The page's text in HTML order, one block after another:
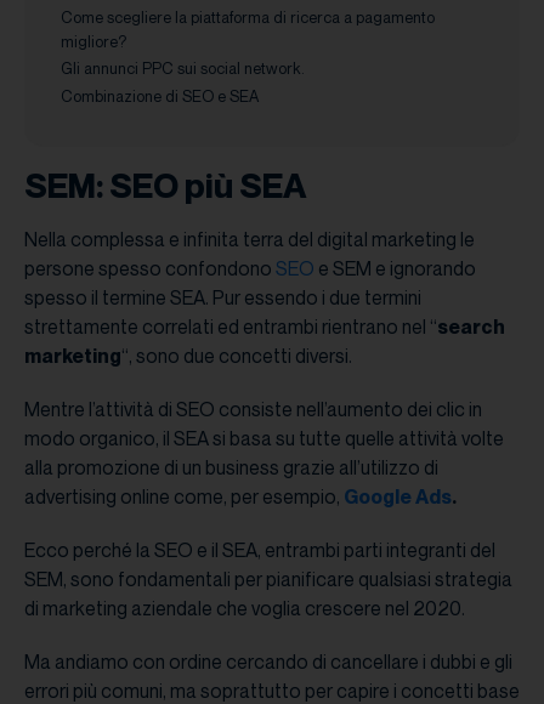
Come scegliere la piattaforma di ricerca a pagamento
migliore?
Gli annunci PPC sui social network.
Combinazione di SEO e SEA
SEM: SEO più SEA
Nella complessa e infinita terra del digital marketing le
persone spesso confondono SEO e SEM e ignorando
spesso il termine SEA. Pur essendo i due termini
strettamente correlati ed entrambi rientrano nel “search
marketing“, sono due concetti diversi.
Mentre l’attività di SEO consiste nell’aumento dei clic in
modo organico, il SEA si basa su tutte quelle attività volte
alla promozione di un business grazie all’utilizzo di
advertising online come, per esempio, Google Ads.
Ecco perché la SEO e il SEA, entrambi parti integranti del
SEM, sono fondamentali per pianificare qualsiasi strategia
di marketing aziendale che voglia crescere nel 2020.
Ma andiamo con ordine cercando di cancellare i dubbi e gli
errori più comuni, ma soprattutto per capire i concetti base